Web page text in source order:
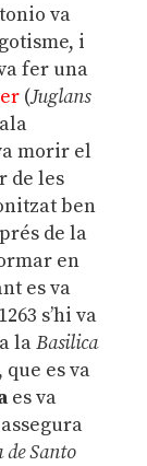
va
i
fer una
(Juglans
morir el
de les
ben
de la
en
es va
s’hi va
laBasilica
que es va
es va
de Santo